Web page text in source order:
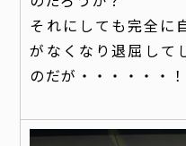
それにしても完全に
がなくなり退屈して
のだが・・・・・・！